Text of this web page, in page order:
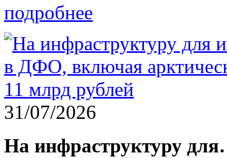
подробнее
31/07/2026
На инфраструктуру